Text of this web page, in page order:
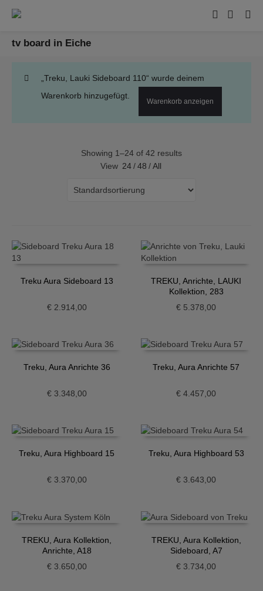
tv board in Eiche
„Treku, Lauki Sideboard 110“ wurde deinem
Warenkorb hinzugefügt.
Warenkorb anzeigen
Showing 1–24 of 42 results
View 24 / 48 / All
Treku Aura Sideboard 13
€2.914,00
TREKU, Anrichte, LAUKI
Kollektion, 283
€ 5.378,00
Treku, Aura Anrichte 36
€3.348,00
Treku, Aura Anrichte 57
€ 4.457,00
Treku, Aura Highboard 15
€3.370,00
Treku, Aura Highboard 53
€ 3.643,00
TREKU, Aura Kollektion,
Anrichte, A18
€3.650,00
TREKU, Aura Kollektion,
Sideboard, A7
€ 3.734,00